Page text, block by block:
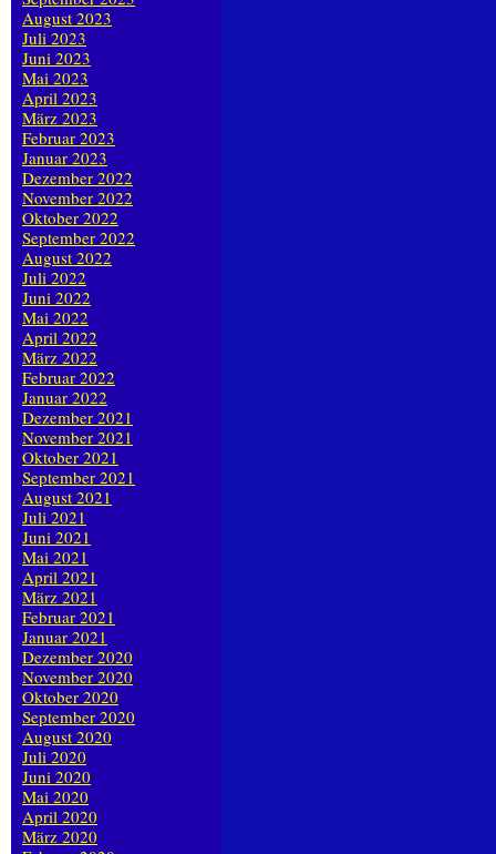
August 2023
Juli 2023
Juni 2023
Mai 2023
April 2023
März 2023
Februar 2023
Januar 2023
Dezember 2022
November 2022
Oktober 2022
September 2022
August 2022
Juli 2022
Juni 2022
Mai 2022
April 2022
März 2022
Februar 2022
Januar 2022
Dezember 2021
November 2021
Oktober 2021
September 2021
August 2021
Juli 2021
Juni 2021
Mai 2021
April 2021
März 2021
Februar 2021
Januar 2021
Dezember 2020
November 2020
Oktober 2020
September 2020
August 2020
Juli 2020
Juni 2020
Mai 2020
April 2020
März 2020